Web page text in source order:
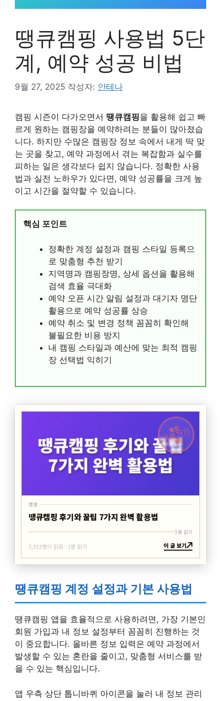
땡큐캠핑 사용법 5단
계, 예약 성공 비법
9월 27, 2025 작성자: 안테나
캠핑 시즌이 다가오면서 땡큐캠핑을 활용해 쉽고 빠
르게 원하는 캠핑장을 예약하려는 분들이 많아졌습
니다. 하지만 수많은 캠핑장 정보 속에서 내게 딱 맞
는 곳을 찾고, 예약 과정에서 겪는 복잡함과 실수를
피하는 일은 생각보다 쉽지 않습니다. 정확한 사용
법과 실전 노하우가 있다면, 예약 성공률을 크게 높
이고 시간을 절약할 수 있습니다.
핵심 포인트
정확한 계정 설정과 캠핑 스타일 등록으
로 맞춤형 추천 받기
지역명과 캠핑장명, 상세 옵션을 활용해
검색 효율 극대화
예약 오픈 시간 알림 설정과 대기자 명단
활용으로 예약 성공률 상승
예약 취소 및 변경 정책 꼼꼼히 확인해
불필요한 비용 방지
내 캠핑 스타일과 예산에 맞는 최적 캠핑
장 선택법 익히기
최신
바로가기
캠핑
캠핑
땡큐캠핑 후기와 꿀팁 7가지 완벽 활용법
1분 읽기
3,913명이 읽음 · 1분 읽기 이 글 보기
땡큐캠핑 계정 설정과 기본 사용법
땡큐캠핑 앱을 효율적으로 사용하려면, 가장 기본인
회원 가입과 내 정보 설정부터 꼼꼼히 진행하는 것
이 중요합니다. 올바른 정보 입력은 예약 과정에서
발생할 수 있는 혼란을 줄이고, 맞춤형 서비스를 받
을 수 있는 핵심입니다.
앱 우측 상단 톱니바퀴 아이콘을 눌러 내 정보 관리